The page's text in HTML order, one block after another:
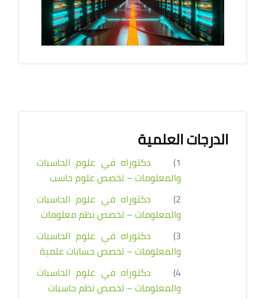
الدرجات العلمية
1)
دكتوراه في علوم الحاسبات
والمعلومات – تخصص علوم حاسب
2)
دكتوراه في علوم الحاسبات
والمعلومات – تخصص نظم معلومات
3)
دكتوراه في علوم الحاسبات
والمعلومات – تخصص حسابات علمية
4)
دكتوراه في علوم الحاسبات
والمعلومات – تخصص نظم حاسبات